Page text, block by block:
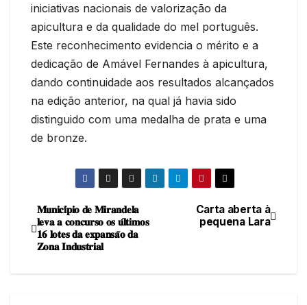
iniciativas nacionais de valorização da
apicultura e da qualidade do mel português.
Este reconhecimento evidencia o mérito e a
dedicação de Amável Fernandes à apicultura,
dando continuidade aos resultados alcançados
na edição anterior, na qual já havia sido
distinguido com uma medalha de prata e uma
de bronze.
Navegação
de
Carta aberta à
pequena Lara
𝐌𝐮𝐧𝐢𝐜𝐢́𝐩𝐢𝐨 𝐝𝐞 𝐌𝐢𝐫𝐚𝐧𝐝𝐞𝐥𝐚
𝐥𝐞𝐯𝐚 𝐚 𝐜𝐨𝐧𝐜𝐮𝐫𝐬𝐨 𝐨𝐬 𝐮́𝐥𝐭𝐢𝐦𝐨𝐬
𝟏𝟔 𝐥𝐨𝐭𝐞𝐬 𝐝𝐚 𝐞𝐱𝐩𝐚𝐧𝐬𝐚̃𝐨 𝐝𝐚
𝐙𝐨𝐧𝐚 𝐈𝐧𝐝𝐮𝐬𝐭𝐫𝐢𝐚𝐥